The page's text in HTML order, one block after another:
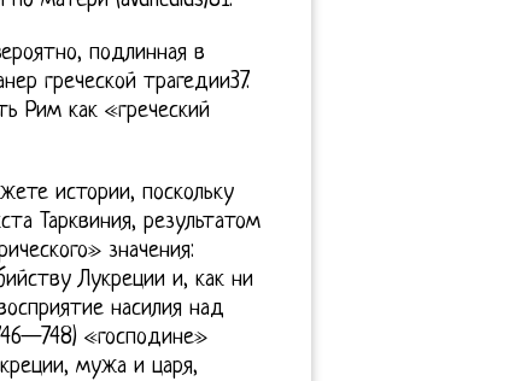
подлинная в
греческой трагедии37.
Рим как «греческий
истории, поскольку
Тарквиния, результатом
значения:
Лукреции и, как ни
насилия над
«господине»
мужа и царя,